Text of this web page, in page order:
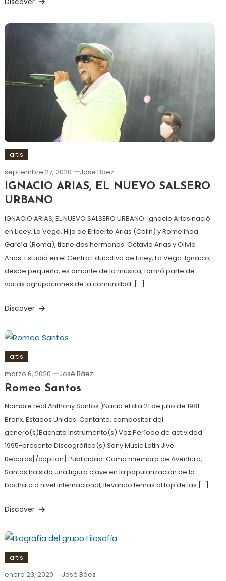
artis
septiembre 27, 2020 José Báez
IGNACIO ARIAS, EL NUEVO SALSERO
URBANO
IGNACIO ARIAS, EL NUEVO SALSERO URBANO. Ignacio Arias nació
en Licey, La Vega. Hijo de Eriberto Arias (Calin) y Romelinda
García (Roma), tiene dos hermanos: Octavio Arias y Olivia
Arias. Estudió en el Centro Educativo de Licey, La Vega. Ignacio,
desde pequeño, es amante de la música, formó parte de
varias agrupaciones de la comunidad. […]
Discover
artis
marzo 6, 2020 José Báez
Romeo Santos
Nombre real:Anthony Santos )Nacio el dia 21 de julio de 1981
Bronx, Estados Unidos. Cantante, compositor del
genero(s)Bachata Instrumento(s) Voz Período de actividad
1995-presente Discográfica(s):Sony Music Latin Jive
Records[/caption] Publicidad. Como miembro de Aventura,
Santos ha sido una figura clave en la popularización de la
bachata a nivel internacional, llevando temas al top de las […]
Discover
artis
enero 23, 2020 José Báez